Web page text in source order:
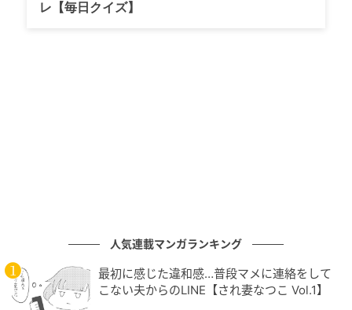
レ【毎日クイズ】
人気連載マンガランキング
最初に感じた違和感…普段マメに連絡をして
こない夫からのLINE【され妻なつこ Vol.1】